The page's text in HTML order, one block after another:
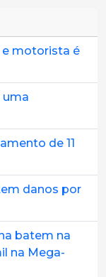
e motorista é
uma
de 11
danos por
batem na
na Mega-